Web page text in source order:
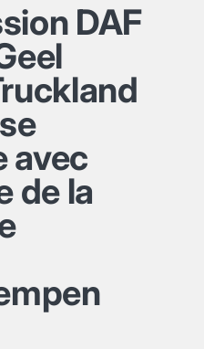
DAF
avec
de la